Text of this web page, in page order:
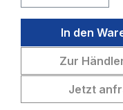
In den
Zur
Jetzt